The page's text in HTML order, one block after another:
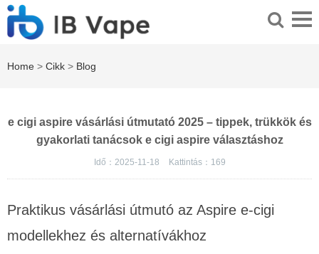
Home > Cikk > Blog
e cigi aspire vásárlási útmutató 2025 – tippek, trükkök és
gyakorlati tanácsok e cigi aspire választáshoz
Idő：2025-11-18 Kattintás： 169
Praktikus vásárlási útmutó az Aspire e-cigi
modellekhez és alternatívákhoz